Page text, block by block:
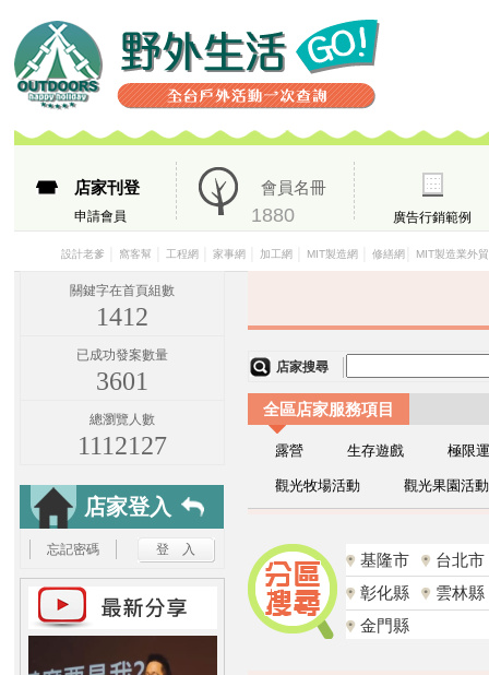
店家刊登
申請會員
會員名冊
1880 廣告行銷範例
設計老爹 窩客幫 工程網 家事網 加工網 MIT製造網 修繕網 MIT製造業外
關鍵字在首頁組數
1412
已成功發案數量
3601
總瀏覽人數
1112127
店家登入
忘記密碼
店家搜尋
全區店家服務項目
露營 生存遊戲 極限
觀光牧場活動 觀光果園活動
基隆市
台北市
彰化縣
雲林縣
金門縣